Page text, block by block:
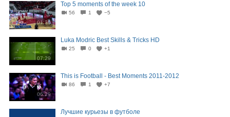
01:30
Top 5 moments of the week 10
56 1 −5
07:29
Luka Modric Best Skills & Tricks HD
25 0 +1
06:29
This is Football - Best Moments 2011-2012
86 1 +7
Лучшие курьезы в футболе